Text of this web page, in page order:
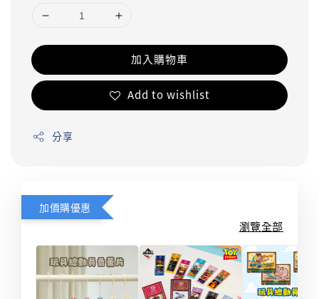
加入購物車
Add to wishlist
分享
加價購優惠
瀏覽全部